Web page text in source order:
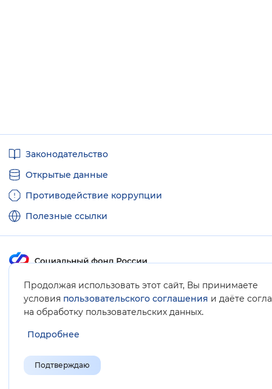
Продолжая использовать этот сайт, Вы принимаете
условия пользовательского соглашения и даёте
на обработку пользовательских данных.
Подробнее
Подтверждаю
ссылкиЗаконодательство
Открытые данные
Противодействие коррупции
Полезные ссылки
Карта сайта
© Социальный фонд России, 2008-2026